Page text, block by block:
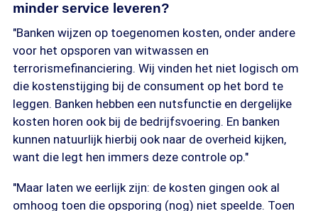
minder service leveren?
"Banken wijzen op toegenomen kosten, onder andere
voor het opsporen van witwassen en
terrorismefinanciering. Wij vinden het niet logisch om
die kostenstijging bij de consument op het bord te
leggen. Banken hebben een nutsfunctie en dergelijke
kosten horen ook bij de bedrijfsvoering. En banken
kunnen natuurlijk hierbij ook naar de overheid kijken,
want die legt hen immers deze controle op."
"Maar laten we eerlijk zijn: de kosten gingen ook al
omhoog toen die opsporing (nog) niet speelde. Toen